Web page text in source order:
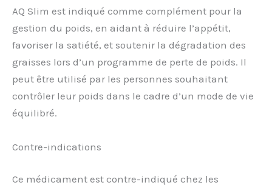
AQ Slim est indiqué comme complément pour la
gestion du poids, en aidant à réduire l’appétit,
favoriser la satiété, et soutenir la dégradation des
graisses lors d’un programme de perte de poids. Il
peut être utilisé par les personnes souhaitant
contrôler leur poids dans le cadre d’un mode de vie
équilibré.
Contre-indications
Ce médicament est contre-indiqué chez les